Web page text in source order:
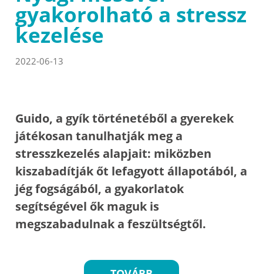
gyakorolható a stressz
kezelése
2022-06-13
Guido, a gyík történetéből a gyerekek
játékosan tanulhatják meg a
stresszkezelés alapjait: miközben
kiszabadítják őt lefagyott állapotából, a
jég fogságából, a gyakorlatok
segítségével ők maguk is
megszabadulnak a feszültségtől.